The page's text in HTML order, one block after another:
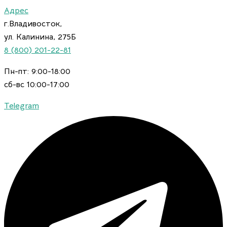
Перейти
содержимому
Адрес
г.Владивосток,
ул. Калинина, 275Б
8 (800) 201-22-81
Пн-пт: 9:00-18:00
сб-вс 10:00-17:00
Telegram
товара
Обои
Fipar
Italian
Comfort